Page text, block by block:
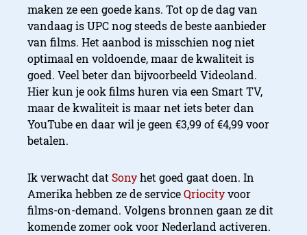
maken ze een goede kans. Tot op de dag van
vandaag is UPC nog steeds de beste aanbieder
van films. Het aanbod is misschien nog niet
optimaal en voldoende, maar de kwaliteit is
goed. Veel beter dan bijvoorbeeld Videoland.
Hier kun je ook films huren via een Smart TV,
maar de kwaliteit is maar net iets beter dan
YouTube en daar wil je geen €3,99 of €4,99 voor
betalen.
Ik verwacht datSonyhet goed gaat doen. In
Amerika hebben ze de serviceQriocityvoor
films-on-demand. Volgens bronnen gaan ze dit
komende zomer ook voor Nederland activeren.